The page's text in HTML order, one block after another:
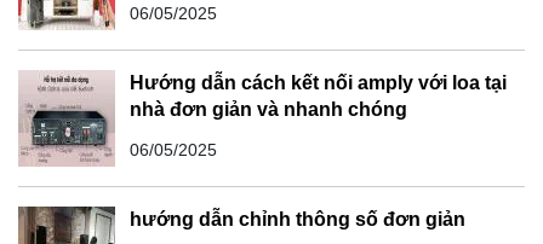
06/05/2025
Hướng dẫn cách kết nối amply với loa tại
nhà đơn giản và nhanh chóng
06/05/2025
hướng dẫn chỉnh thông số đơn giản